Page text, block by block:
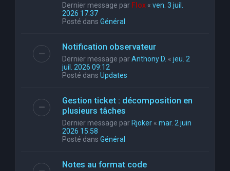
Dernier message par Flox « ven. 3 juil.
2026 17:37
Posté dans Général
Notification observateur
Dernier message parAnthony D. « jeu. 2
juil. 2026 09:12
Posté dans Updates
Gestion ticket : décomposition en
plusieurs tâches
Dernier message parRjoker « mar. 2 juin
2026 15:58
Posté dans Général
Notes au format code